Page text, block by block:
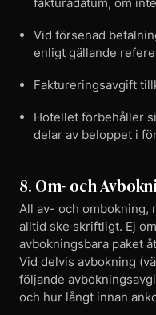
Vid försenad
enligt gällande
Faktureringsavgift
Hotellet förbehåller
delar av beloppet i
8. Om- och
All av- och ombokning,
alltid ske skriftligt. Ej
avbokningsbara paket
Vid delvis avbokning
följande
och hur långt innan